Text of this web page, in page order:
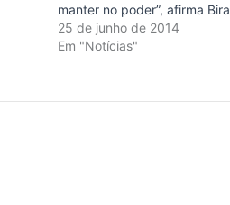
manter no poder”, afirma Bira
25 de junho de 2014
Em "Notícias"